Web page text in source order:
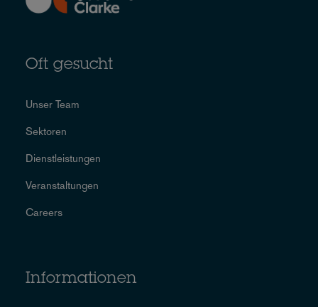
Oft gesucht
Unser Team
Sektoren
Dienstleistungen
Veranstaltungen
Careers
Informationen